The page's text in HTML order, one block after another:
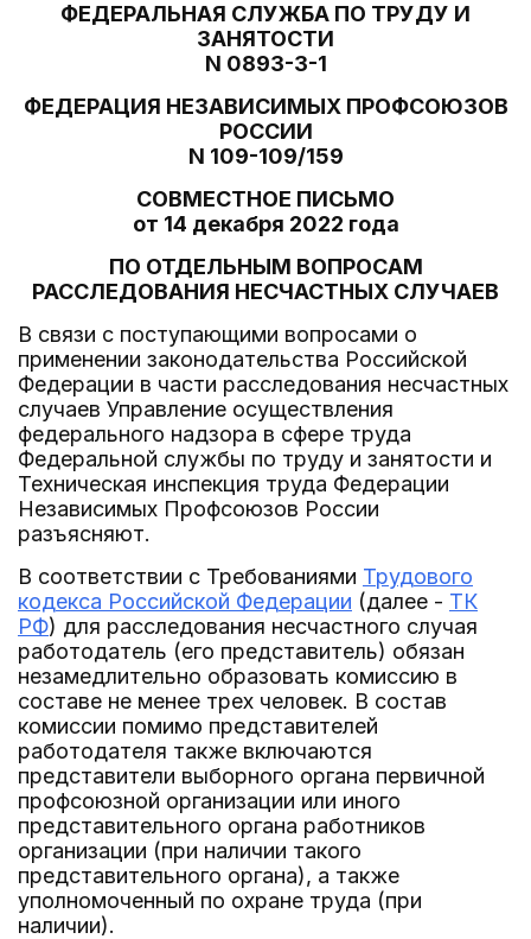
ФЕДЕРАЛЬНАЯ СЛУЖБА ПО ТРУДУ И
ЗАНЯТОСТИ
N 0893-3-1
ФЕДЕРАЦИЯ НЕЗАВИСИМЫХ ПРОФСОЮЗОВ
РОССИИ
N 109-109/159
СОВМЕСТНОЕ ПИСЬМО
от 14 декабря 2022 года
ПО ОТДЕЛЬНЫМ ВОПРОСАМ
РАССЛЕДОВАНИЯ НЕСЧАСТНЫХ СЛУЧАЕВ
В связи с поступающими вопросами о
применении законодательства Российской
Федерации в части расследования несчастных
случаев Управление осуществления
федерального надзора в сфере труда
Федеральной службы по труду и занятости и
Техническая инспекция труда Федерации
Независимых Профсоюзов России
разъясняют.
В соответствии с Требованиями Трудового
кодекса Российской Федерации (далее - ТК
РФ) для расследования несчастного случая
работодатель (его представитель) обязан
незамедлительно образовать комиссию в
составе не менее трех человек. В состав
комиссии помимо представителей
работодателя также включаются
представители выборного органа первичной
профсоюзной организации или иного
представительного органа работников
организации (при наличии такого
представительного органа), а также
уполномоченный по охране труда (при
наличии).